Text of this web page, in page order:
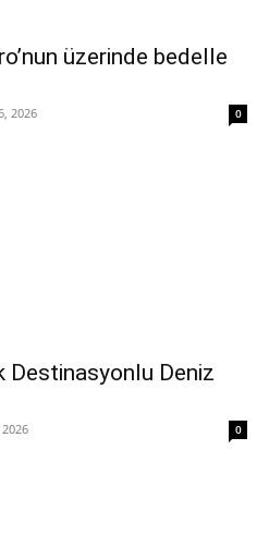
üzerinde bedelle
2026 0
Destinasyonlu Deniz
2026 0